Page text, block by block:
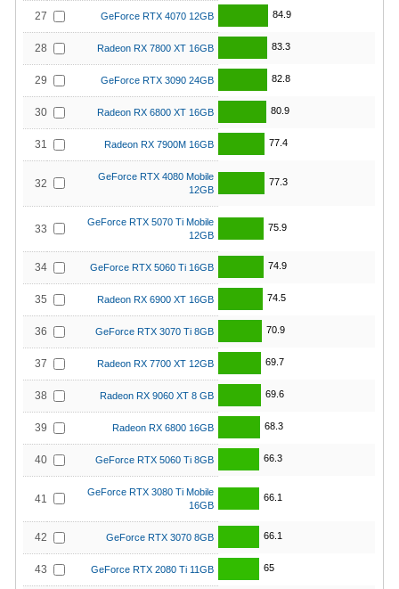
27 GeForce RTX 4070 12GB 84.9
28 Radeon RX 7800 XT 16GB 83.3
29 GeForce RTX 3090 24GB 82.8
30 Radeon RX 6800 XT 16GB 80.9
31 Radeon RX 7900M 16GB 77.4
32
GeForce RTX 4080 Mobile
12GB
77.3
33
GeForce RTX 5070 Ti Mobile
12GB
75.9
34 GeForce RTX 5060 Ti 16GB 74.9
35 Radeon RX 6900 XT 16GB 74.5
36 GeForce RTX 3070 Ti 8GB 70.9
37 Radeon RX 7700 XT 12GB 69.7
38 Radeon RX 9060 XT 8 GB 69.6
39 Radeon RX 6800 16GB 68.3
40 GeForce RTX 5060 Ti 8GB 66.3
41
GeForce RTX 3080 Ti Mobile
16GB
66.1
42 GeForce RTX 3070 8GB 66.1
43 GeForce RTX 2080 Ti 11GB 65